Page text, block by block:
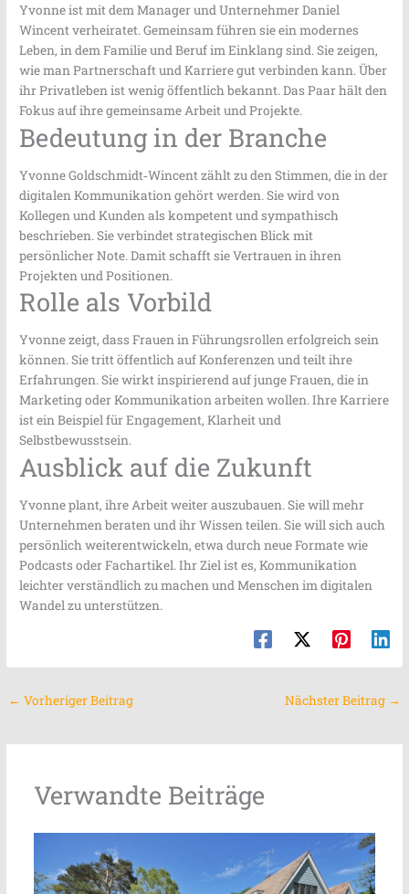
Yvonne ist mit dem Manager und Unternehmer Daniel
Wincent verheiratet. Gemeinsam führen sie ein modernes
Leben, in dem Familie und Beruf im Einklang sind. Sie zeigen,
wie man Partnerschaft und Karriere gut verbinden kann. Über
ihr Privatleben ist wenig öffentlich bekannt. Das Paar hält den
Fokus auf ihre gemeinsame Arbeit und Projekte.
Bedeutung in der Branche
Yvonne Goldschmidt‑Wincent zählt zu den Stimmen, die in der
digitalen Kommunikation gehört werden. Sie wird von
Kollegen und Kunden als kompetent und sympathisch
beschrieben. Sie verbindet strategischen Blick mit
persönlicher Note. Damit schafft sie Vertrauen in ihren
Projekten und Positionen.
Rolle als Vorbild
Yvonne zeigt, dass Frauen in Führungsrollen erfolgreich sein
können. Sie tritt öffentlich auf Konferenzen und teilt ihre
Erfahrungen. Sie wirkt inspirierend auf junge Frauen, die in
Marketing oder Kommunikation arbeiten wollen. Ihre Karriere
ist ein Beispiel für Engagement, Klarheit und
Selbstbewusstsein.
Ausblick auf die Zukunft
Yvonne plant, ihre Arbeit weiter auszubauen. Sie will mehr
Unternehmen beraten und ihr Wissen teilen. Sie will sich auch
persönlich weiterentwickeln, etwa durch neue Formate wie
Podcasts oder Fachartikel. Ihr Ziel ist es, Kommunikation
leichter verständlich zu machen und Menschen im digitalen
Wandel zu unterstützen.
← Vorheriger Beitrag Nächster Beitrag →
Verwandte Beiträge